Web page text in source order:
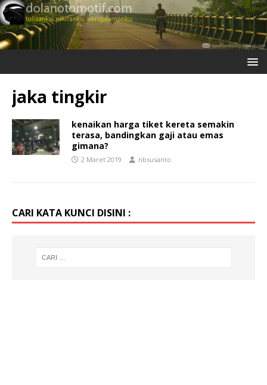
jaka tingkir
kenaikan harga tiket kereta semakin
terasa, bandingkan gaji atau emas
gimana?
2 Maret 2019 nbsusanto
CARI KATA KUNCI DISINI :